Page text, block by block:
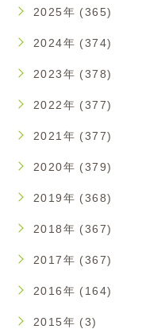
2025年 (365)
2024年 (374)
2023年 (378)
2022年 (377)
2021年 (377)
2020年 (379)
2019年 (368)
2018年 (367)
2017年 (367)
2016年 (164)
2015年 (3)